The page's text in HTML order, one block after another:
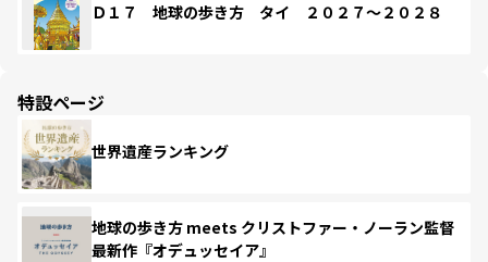
Ｄ１７ 地球の歩き方 タイ ２０２７～２０２８
特設ページ
世界遺産ランキング
地球の歩き方 meets クリストファー・ノーラン監督
最新作『オデュッセイア』